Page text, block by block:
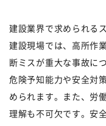
建設業界で求められる
建設現場では、高所作
断ミスが重大な事故に
危険予知能力や安全対
められます。また、労
理解も不可欠です。安